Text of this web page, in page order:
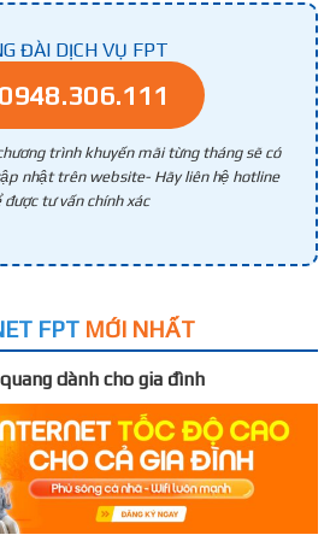
ĐÀI DỊCH VỤ FPT
trình khuyến mãi từng tháng sẽ có
nhật trên website- Hãy liên hệ hotline
được tư vấn chính xác
FPT MỚI NHẤT
dành cho gia đình